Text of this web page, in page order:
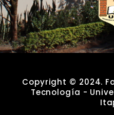
Copyright © 2024.
Tecnología -